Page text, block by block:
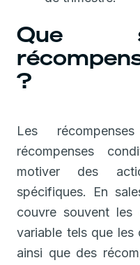
Que
?
Les
récompenses
motiver des
spécifiques. En
couvre souvent les
variable tels que les
ainsi que des